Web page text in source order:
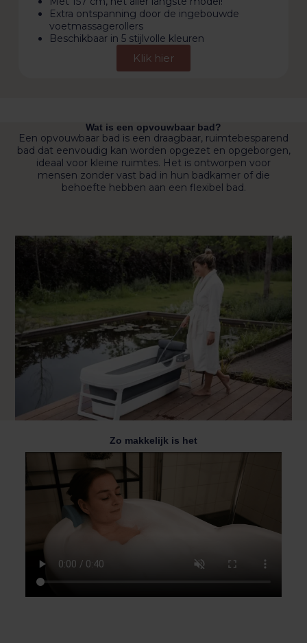
Extra ontspanning door de ingebouwde
voetmassagerollers
Beschikbaar in 5 stijlvolle kleuren
Klik hier
Wat is een opvouwbaar bad?
Een opvouwbaar bad is een draagbaar, ruimtebesparend
bad dat eenvoudig kan worden opgezet en opgeborgen,
ideaal voor kleine ruimtes. Het is ontworpen voor
mensen zonder vast bad in hun badkamer of die
behoefte hebben aan een flexibel bad.
Zo makkelijk is het